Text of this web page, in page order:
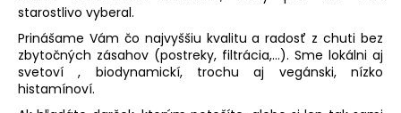
starostlivo vyberal.
Prinášame Vám čo najvyššiu kvalitu a radosť z chuti bez
zbytočných zásahov (postreky, filtrácia,...). Sme lokálni aj
svetoví , biodynamickí, trochu aj vegánski, nízko
histamínoví.
e
b
u
j